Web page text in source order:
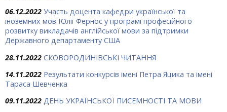
06.12.2022 Участь доцента кафедри української та
іноземних мов Юлії Фернос у програмі професійного
розвитку викладачів англійської мови за підтримки
Державного департаменту США
28.11.2022 СКОВОРОДИНІВСЬКІ ЧИТАННЯ
14.11.2022 Результати конкурсів імені Петра Яцика та імені
Тараса Шевченка
09.11.2022 ДЕНЬ УКРАЇНСЬКОЇ ПИСЕМНОСТІ ТА МОВИ